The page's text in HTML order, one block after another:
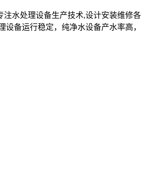
水处理设备生产技术,设计安装维修各
备运行稳定，纯净水设备产水率高，